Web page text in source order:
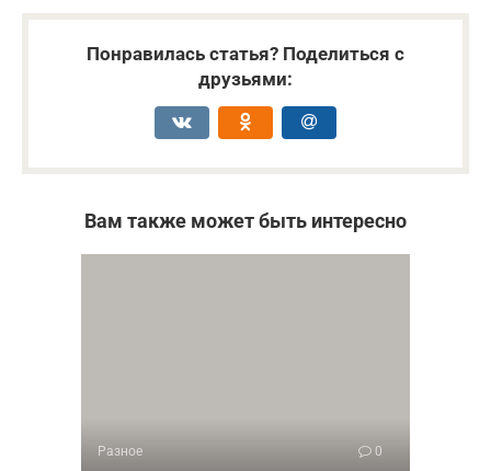
Понравилась статья? Поделиться с
друзьями:
Вам также может быть интересно
Разное 0